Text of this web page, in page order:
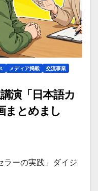
メディア掲載
交流事業
演「日本語カ
まとめまし
ーの実践」ダイジ